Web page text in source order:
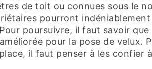
de toit ou connues sous le
pourront
poursuivre, il faut savoir que
pour la pose de velux.
il faut penser à les confier